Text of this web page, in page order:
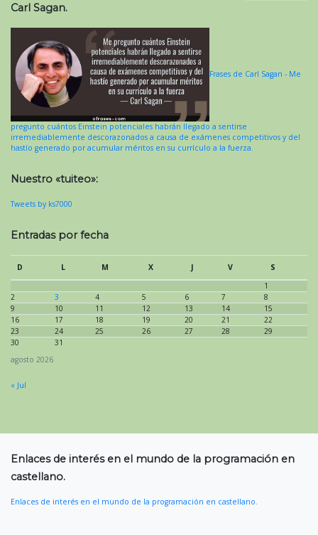
Carl Sagan.
Frases de Carl Sagan - Me
pregunto cuántos Einstein potenciales habrán llegado a sentirse
irremediablemente descorazonados a causa de exámenes competitivos y del
hastío generado por acumular méritos en su currículo a la fuerza.
Nuestro «tuiteo»:
Tweets by ks7000
Entradas por fecha
agosto 2026
D L M X J V
S
1
2
3 4 5 6 7
8
9
10 11 12 13 14
15
16
17 18 19 20 21
22
23
24 25 26 27 28
29
30
31
« Jul
Enlaces de interés en el mundo de la programación en
castellano.
Enlaces de interés en el mundo de la programación en castellano.